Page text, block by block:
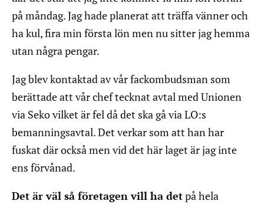
på måndag. Jag hade planerat att träffa vänner och
ha kul, fira min första lön men nu sitter jag hemma
utan några pengar.
Jag blev kontaktad av vår fackombudsman som
berättade att vår chef tecknat avtal med Unionen
via Seko vilket är fel då det ska gå via LO:s
bemanningsavtal. Det verkar som att han har
fuskat där också men vid det här laget är jag inte
ens förvånad.
Det är väl så företagen vill ha detpå hela